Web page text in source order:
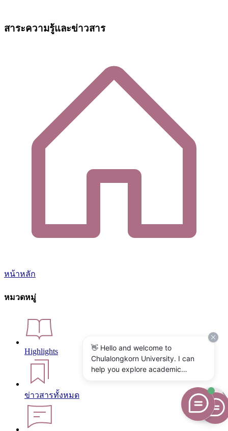
สาระความรู้และข่าวสาร
หน้าหลัก
หมวดหมู่
Highlights
ข่าวสารทั้งหมด
👋 Hello and welcome to
Chulalongkorn University. I can
help you explore academic